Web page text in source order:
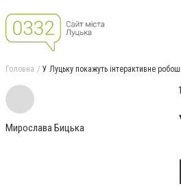
Головна У Луцьку покажуть інтерактивне
Мирослава Бицька